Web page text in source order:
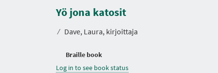
Yö jona katosit
⁄ Dave, Laura, kirjoittaja
Braille book
Log in to see book status